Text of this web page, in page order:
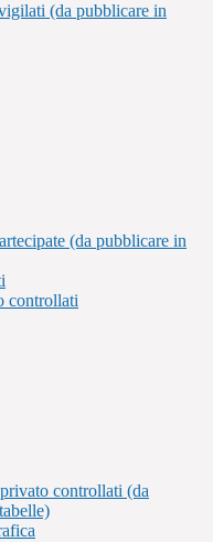
(da pubblicare in
(da pubblicare in
controllati
controllati (da